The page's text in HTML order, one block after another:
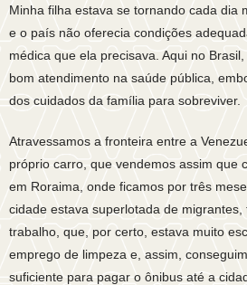
Minha filha estava se tornando cada dia
e o país não oferecia condições
médica que ela precisava. Aqui no
bom atendimento na saúde pública,
dos cuidados da família para sobreviver.
Atravessamos a fronteira entre a
próprio carro, que vendemos assim que
em Roraima, onde ficamos por três
cidade estava superlotada de
trabalho, que, por certo, estava muito
emprego de limpeza e, assim,
suficiente para pagar o ônibus até a